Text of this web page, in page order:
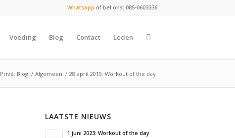
Whatsapp of bel ons: 085-0603336
Voeding Blog Contact Leden
Privé: Blog / Algemeen / 28 april 2019: Workout of the day
LAATSTE NIEUWS
1 juni 2023: Workout of the day